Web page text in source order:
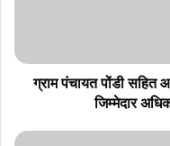
ग्राम पंचायत पोंडी सहित
जिम्मेदार